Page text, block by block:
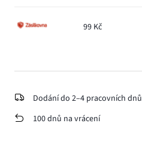
99 Kč
Dodání do 2–4 pracovních dnů
100 dnů na vrácení